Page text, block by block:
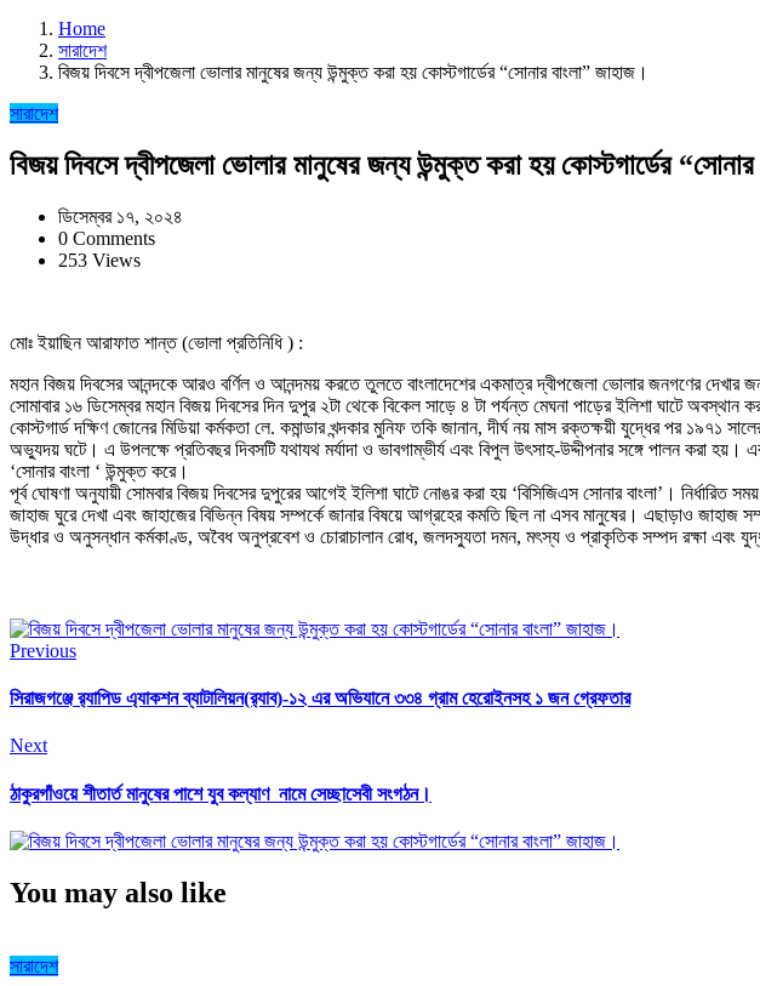
Home
সারাদেশ
বিজয় দিবসে দ্বীপজেলা ভোলার মানুষের জন্য উন্মুক্ত করা হয় কোস্টগার্ডের “সোনার বাংলা” জাহাজ।
সারাদেশ
বিজয় দিবসে দ্বীপজেলা ভোলার মানুষের জন্য উন্মুক্ত করা হয় কোস্টগার্ডের
ডিসেম্বর ১৭, ২০২৪
0 Comments
253 Views
মোঃ ইয়াছিন আরাফাত শান্ত (ভোলা প্রতিনিধি ) :
মহান বিজয় দিবসের আনন্দকে আরও বর্ণিল ও আনন্দময় করতে তুলতে বাংলাদেশের একমাত্র দ্বীপজেলা ভোলার জনগণের দেখার
সোমাবার ১৬ ডিসেম্বর মহান বিজয় দিবসের দিন দুপুর ২টা থেকে বিকেল সাড়ে ৪ টা পর্যন্ত মেঘনা পাড়ের ইলিশা ঘাটে অবস্থান করা
কোস্টগার্ড দক্ষিণ জোনের মিডিয়া কর্মকতা লে. কমান্ডার খন্দকার মুনিফ তকি জানান, দীর্ঘ নয় মাস রক্তক্ষয়ী যুদ্ধের পর ১৯৭১
অভ্যুদয় ঘটে। এ উপলক্ষে প্রতিবছর দিবসটি যথাযথ মর্যাদা ও ভাবগাম্ভীর্য এবং বিপুল উৎসাহ-উদ্দীপনার সঙ্গে পালন করা
‘সোনার বাংলা ‘ উন্মুক্ত করে।
পূর্ব ঘোষণা অনুযায়ী সোমবার বিজয় দিবসের দুপুরের আগেই ইলিশা ঘাটে নোঙর করা হয় ‘বিসিজিএস সোনার বাংলা’। নির্ধারিত
জাহাজ ঘুরে দেখা এবং জাহাজের বিভিন্ন বিষয় সম্পর্কে জানার বিষয়ে আগ্রহের কমতি ছিল না এসব মানুষের। এছাড়াও
উদ্ধার ও অনুসন্ধান কর্মকাণ্ড, অবৈধ অনুপ্রবেশ ও চোরাচালান রোধ, জলদস্যুতা দমন, মৎস্য ও প্রাকৃতিক সম্পদ রক্ষা এবং যুদ্ধ
Previous
সিরাজগঞ্জে র‌্যাপিড এ্যাকশন ব্যাটালিয়ন(র‌্যাব)-১২ এর অভিযানে ৩৩৪ গ্রাম হেরোইনসহ ১ জন গ্রেফতার
Next
ঠাকুরগাঁওয়ে শীতার্ত মানুষের পাশে যুব কল্যাণ নামে সেচ্ছাসেবী সংগঠন।
You may also like
সারাদেশ